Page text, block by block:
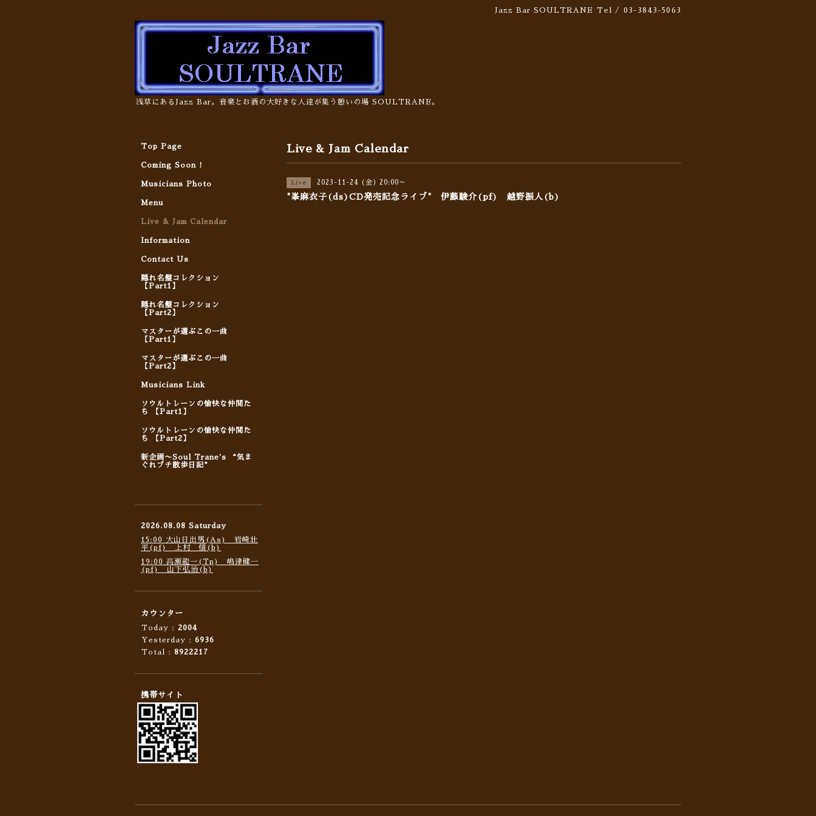
Jazz Bar SOULTRANE Tel / 03-3843-5063
浅草にあるJazz Bar。音楽とお酒の大好きな人達が集う憩いの場 SOULTRANE。
Live & Jam Calendar
Live 2023-11-24 (金) 20:00～
"峯麻衣子(ds)CD発売記念ライブ" 伊藤駿介(pf) 越野振人(b)
Top Page
Coming Soon !
Musicians Photo
Menu
Live & Jam Calendar
Information
Contact Us
隠れ名盤コレクション
【Part1】
隠れ名盤コレクション
【Part2】
マスターが選ぶこの一曲
【Part1】
マスターが選ぶこの一曲
【Part2】
Musicians Link
ソウルトレーンの愉快な仲間た
ち 【Part1】
ソウルトレーンの愉快な仲間た
ち 【Part2】
新企画〜Soul Trane's “気ま
ぐれプチ散歩日記”
2026.08.08 Saturday
15:00 大山日出男(As) 岩崎壮
平(pf) 上村 信(b)
19:00 高瀬龍一(Tp) 嶋津健一
(pf) 山下弘治(b)
カウンター
Today : 2004
Yesterday : 6936
Total : 8922217
携帯サイト